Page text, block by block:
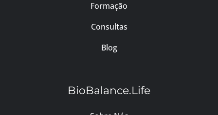
Formação
Consultas
Blog
BioBalance.Life